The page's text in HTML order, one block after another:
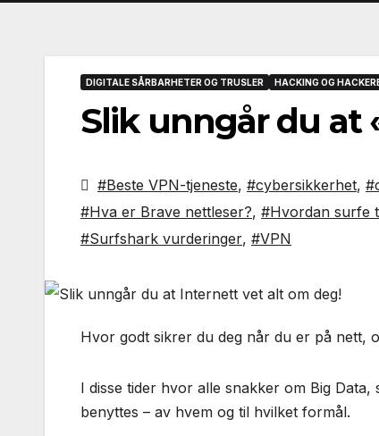
DIGITALE SÅRBARHETER OG TRUSLER HACKING OG
Slik unngår du at
#Beste VPN-tjeneste, #cybersikkerhet,
#Hva er Brave nettleser?, #Hvordan surfe
#Surfshark vurderinger, #VPN
Hvor godt sikrer du deg når du er på nett,
I disse tider hvor alle snakker om Big
benyttes – av hvem og til hvilket formål.